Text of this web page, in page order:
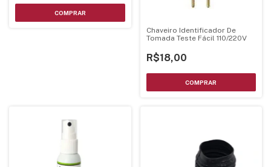
Chaveiro Identificador De
Tomada Teste Fácil 110/220V
R$18,00